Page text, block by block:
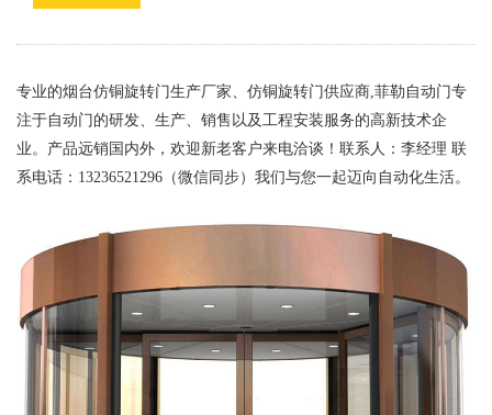
专业的烟台仿铜旋转门生产厂家、仿铜旋转门供应商,菲勒自动门专
注于自动门的研发、生产、销售以及工程安装服务的高新技术企
业。产品远销国内外，欢迎新老客户来电洽谈！联系人：李经理 联
系电话：13236521296（微信同步）我们与您一起迈向自动化生活。